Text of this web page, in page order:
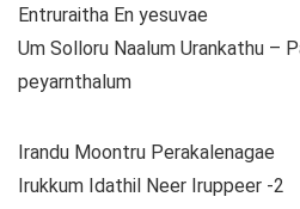
Entruraitha En yesuvae
Um Solloru Naalum Urankathu –
peyarnthalum
Irandu Moontru Perakalenagae
Irukkum Idathil Neer Iruppeer -2